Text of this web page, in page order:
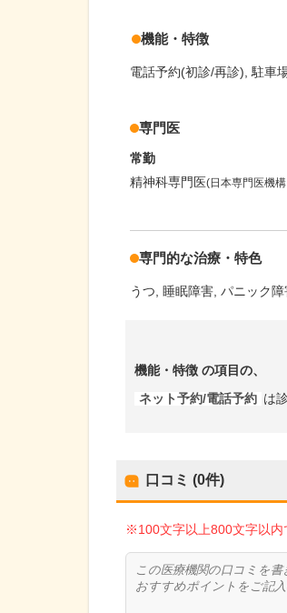
機能・特徴
電話予約(初診/再診) 駐車
専門医
常勤
精神科専門医(日本専門医機
専門的な治療・特色
うつ 睡眠障害 パニック障
機能・特徴 の項目の、
ネット予約/電話予約 は
口コミ (0件)
※100文字以上800文字以内